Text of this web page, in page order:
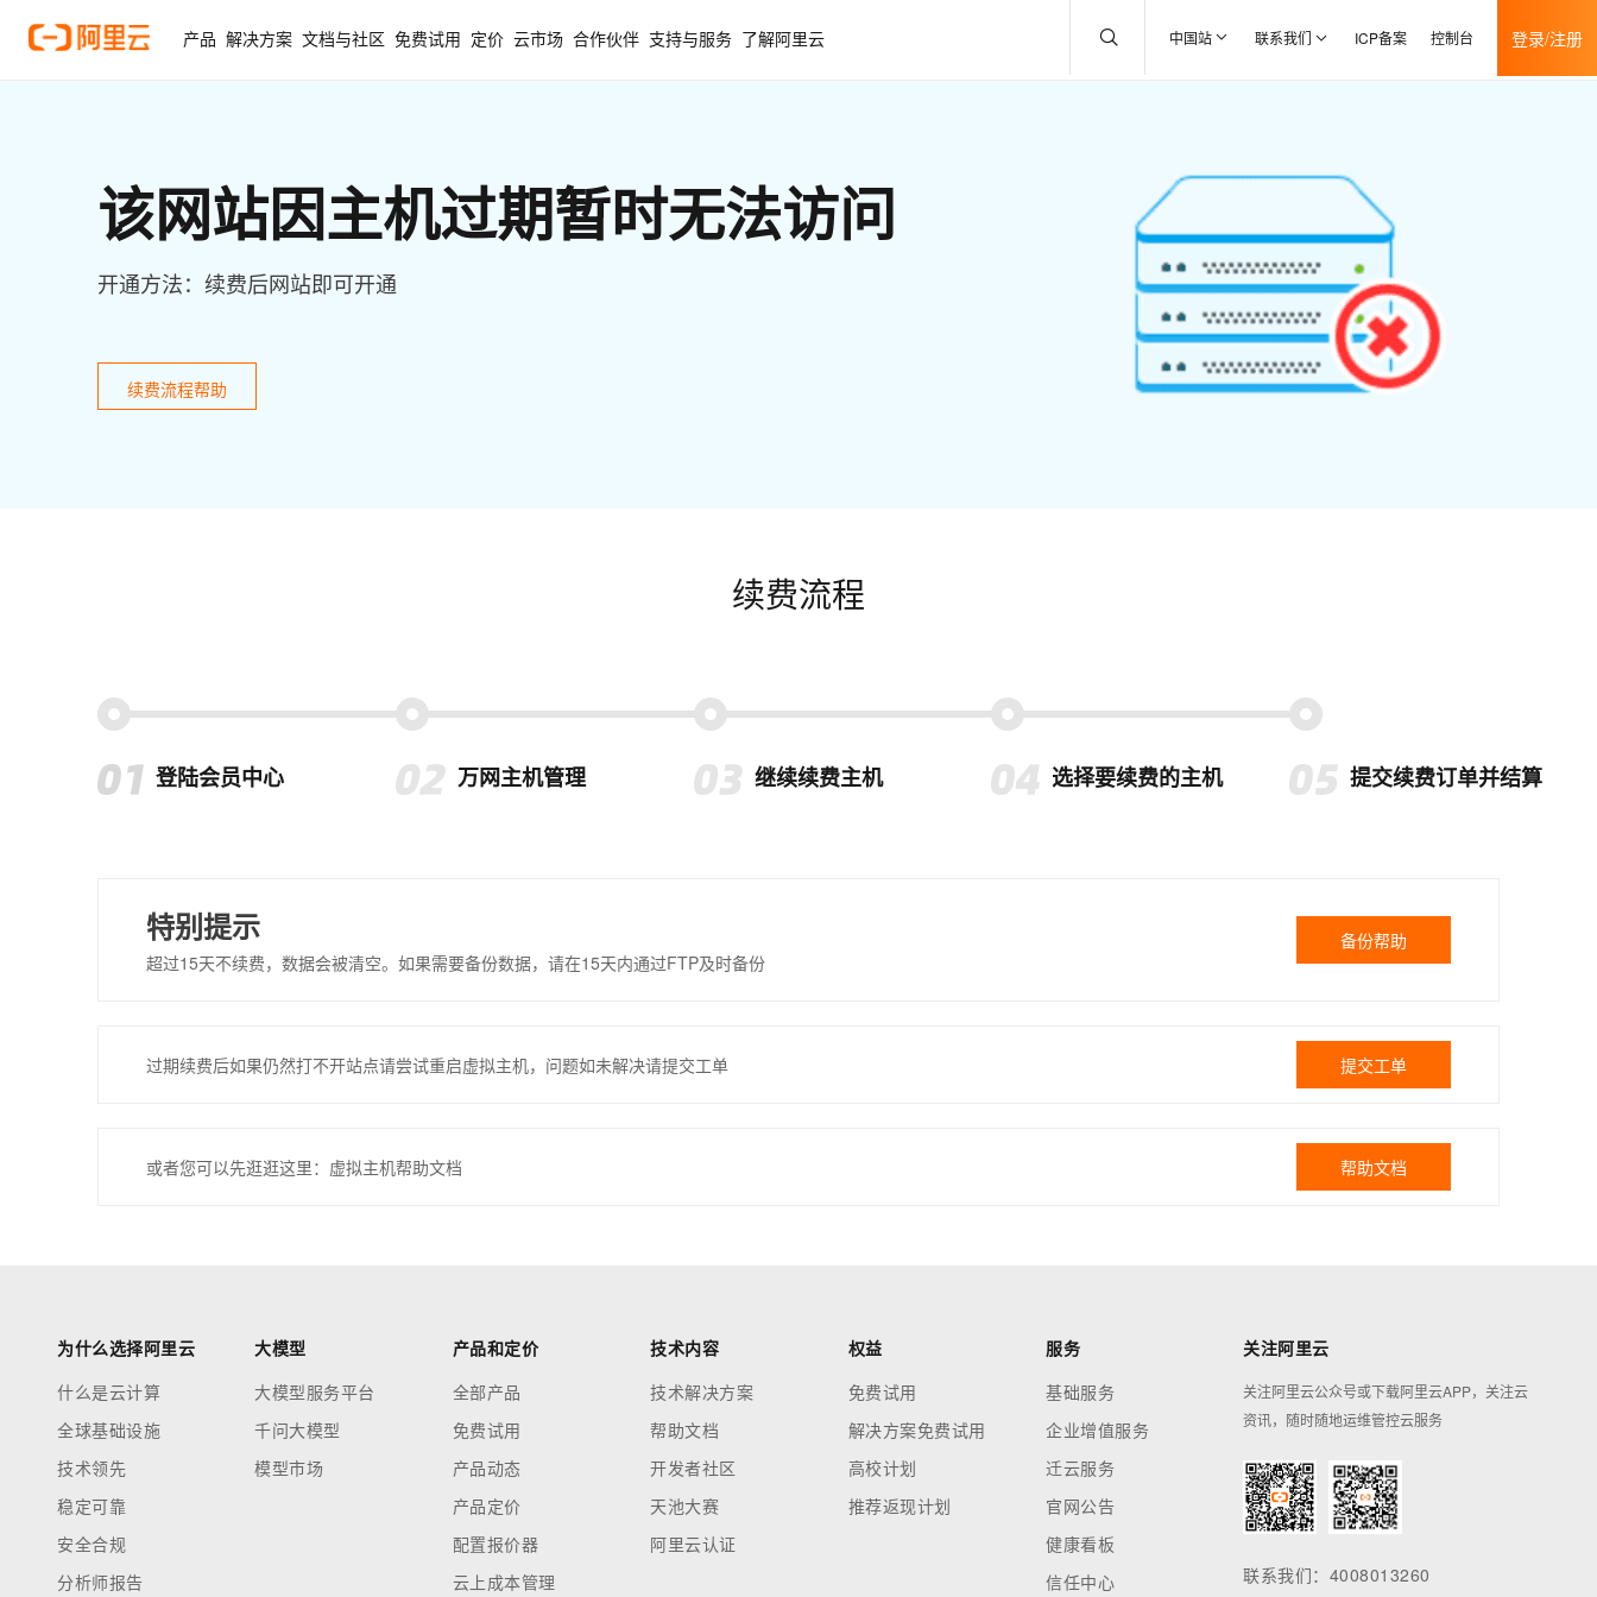
产品 解决方案 文档与社区 免费试用 定价 云市场 合作伙伴 支持与服务 了解阿里云 中国站 联系我们 ICP备案 控制台 登录/注册
该网站因主机过期暂时无法访问
开通方法：续费后网站即可开通
续费流程帮助
续费流程
登陆会员中心 万网主机管理 继续续费主机 选择要续费的主机 提交续费订单并结算
特别提示
超过15天不续费，数据会被清空。如果需要备份数据，请在15天内通过FTP及时备份
备份帮助
过期续费后如果仍然打不开站点请尝试重启虚拟主机，问题如未解决请提交工单 提交工单
或者您可以先逛逛这里：虚拟主机帮助文档 帮助文档